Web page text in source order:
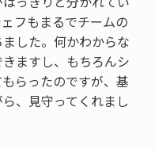
フもまるでチームの
した。何かわからな
ますし、もちろんシ
らったのですが、基
、見守ってくれまし